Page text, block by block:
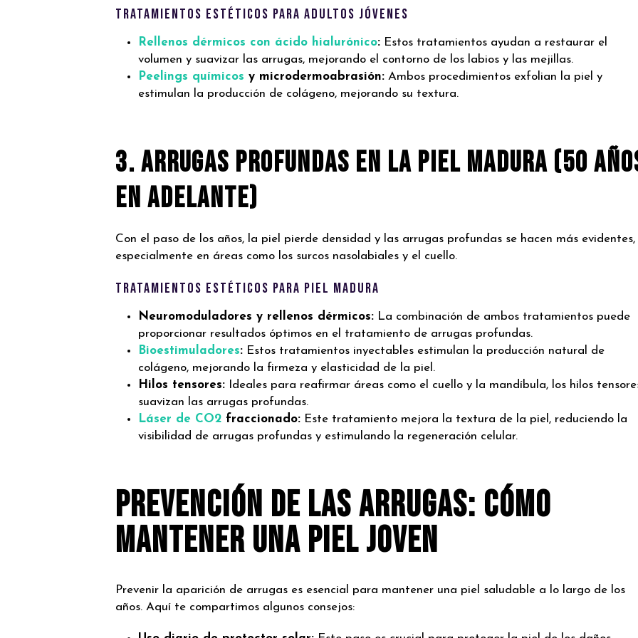
Tratamientos Estéticos para Adultos Jóvenes
Rellenos dérmicos con ácido hialurónico: Estos tratamientos ayudan a restaurar el
volumen y suavizar las arrugas, mejorando el contorno de los labios y las mejillas.
Peelings químicos y microdermoabrasión: Ambos procedimientos exfolian la piel y
estimulan la producción de colágeno, mejorando su textura.
3. Arrugas Profundas en la Piel Madura (50
en adelante)
Con el paso de los años, la piel pierde densidad y las arrugas profundas se hacen más evidentes,
especialmente en áreas como los surcos nasolabiales y el cuello.
Tratamientos Estéticos para Piel Madura
Neuromoduladores y rellenos dérmicos: La combinación de ambos tratamientos puede
proporcionar resultados óptimos en el tratamiento de arrugas profundas.
Bioestimuladores: Estos tratamientos inyectables estimulan la producción natural de
colágeno, mejorando la firmeza y elasticidad de la piel.
Hilos tensores: Ideales para reafirmar áreas como el cuello y la mandíbula, los hilos
suavizan las arrugas profundas.
Láser de CO2 fraccionado: Este tratamiento mejora la textura de la piel, reduciendo la
visibilidad de arrugas profundas y estimulando la regeneración celular.
Prevención de las Arrugas: Cómo
Mantener una Piel Joven
Prevenir la aparición de arrugas es esencial para mantener una piel saludable a lo largo de los
años. Aquí te compartimos algunos consejos: